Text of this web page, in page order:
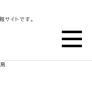
サイトです。